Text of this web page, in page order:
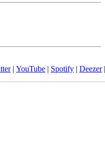
| YouTube | Spotify | Deezer